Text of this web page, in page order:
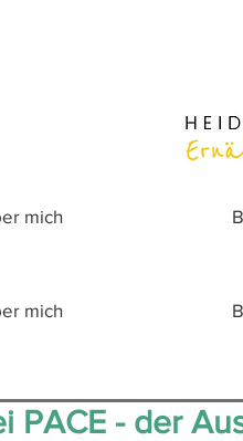
mich
mich
PACE - der